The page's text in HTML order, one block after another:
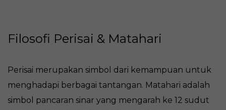
Filosofi Perisai & Matahari
Perisai merupakan simbol dari kemampuan untuk
menghadapi berbagai tantangan. Matahari adalah
simbol pancaran sinar yang mengarah ke 12 sudut